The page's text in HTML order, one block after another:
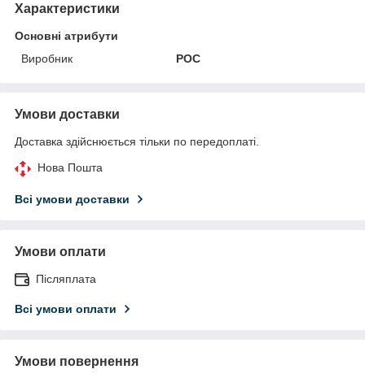
Характеристики
Основні атрибути
Виробник
POC
Умови доставки
Доставка здійснюється тільки по передоплаті.
Нова Пошта
Всі умови доставки
Умови оплати
Післяплата
Всі умови оплати
Умови повернення